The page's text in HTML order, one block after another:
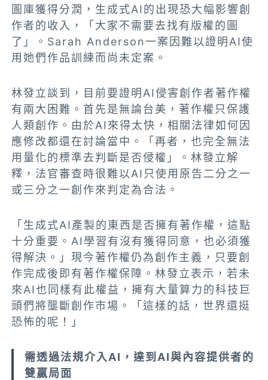
圖庫獲得分潤，生成式AI的出現恐大幅影響創
作者的收入，「大家不需要去找有版權的圖
了」。Sarah Anderson一案因難以證明AI使
用她們作品訓練而尚未定案。
林發立談到，目前要證明AI侵害創作者著作權
有兩大困難。首先是無論台美，著作權只保護
人類創作。由於AI來得太快，相關法律如何因
應修改都還在討論當中。「再者，也完全無法
用量化的標準去判斷是否侵權」。林發立解
釋，法官審查時很難以AI只使用原告二分之一
或三分之一創作來判定為合法。
「生成式AI產製的東西是否擁有著作權，這點
十分重要。AI學習有沒有獲得同意，也必須獲
得解決。」現今著作權仍為創作主義，只要創
作完成後即有著作權保障。林發立表示，若未
來AI也同樣有此權益，擁有大量算力的科技巨
頭們將壟斷創作市場。「這樣的話，世界還挺
恐怖的呢！」
需透過法規介入AI，達到AI與內容提供者的
雙贏局面